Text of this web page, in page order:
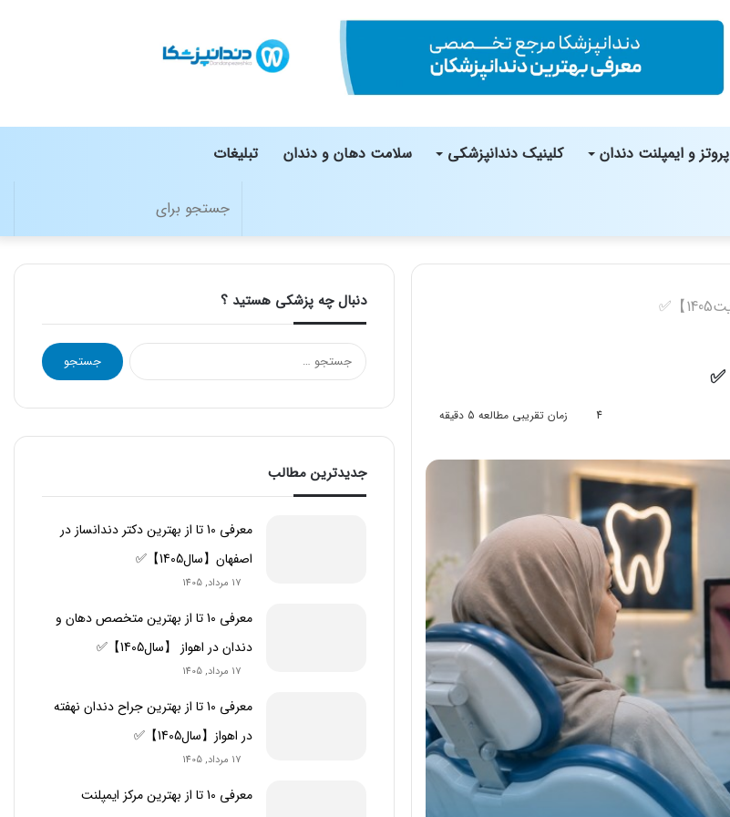
پروتز و ایمپلنت دندان کلینیک دندانپزشکی سلامت دهان و دندان تبلیغات
برای پوسته
4 زمان تقریبی مطالعه 5 دقیقه
دنبال چه پزشکی هستید ؟
جستجو
برای:
جدیدترین مطالب
معرفی 10 تا از بهترین دکتر دندانساز در
اصفهان【سال1405】✅
17 مرداد, 1405
معرفی 10 تا از بهترین متخصص دهان و
دندان در اهواز 【سال1405】✅
17 مرداد, 1405
معرفی 10 تا از بهترین جراح دندان نهفته
در اهواز【سال1405】✅
17 مرداد, 1405
معرفی 10 تا از بهترین مرکز ایمپلنت